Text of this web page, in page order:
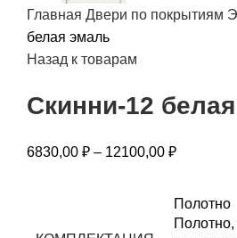
Главная Двери по покрытиям
белая эмаль
Назад к товарам
Скинни-12
6830,00 ₽ – 12100,00 ₽
Полотно
Полотно,